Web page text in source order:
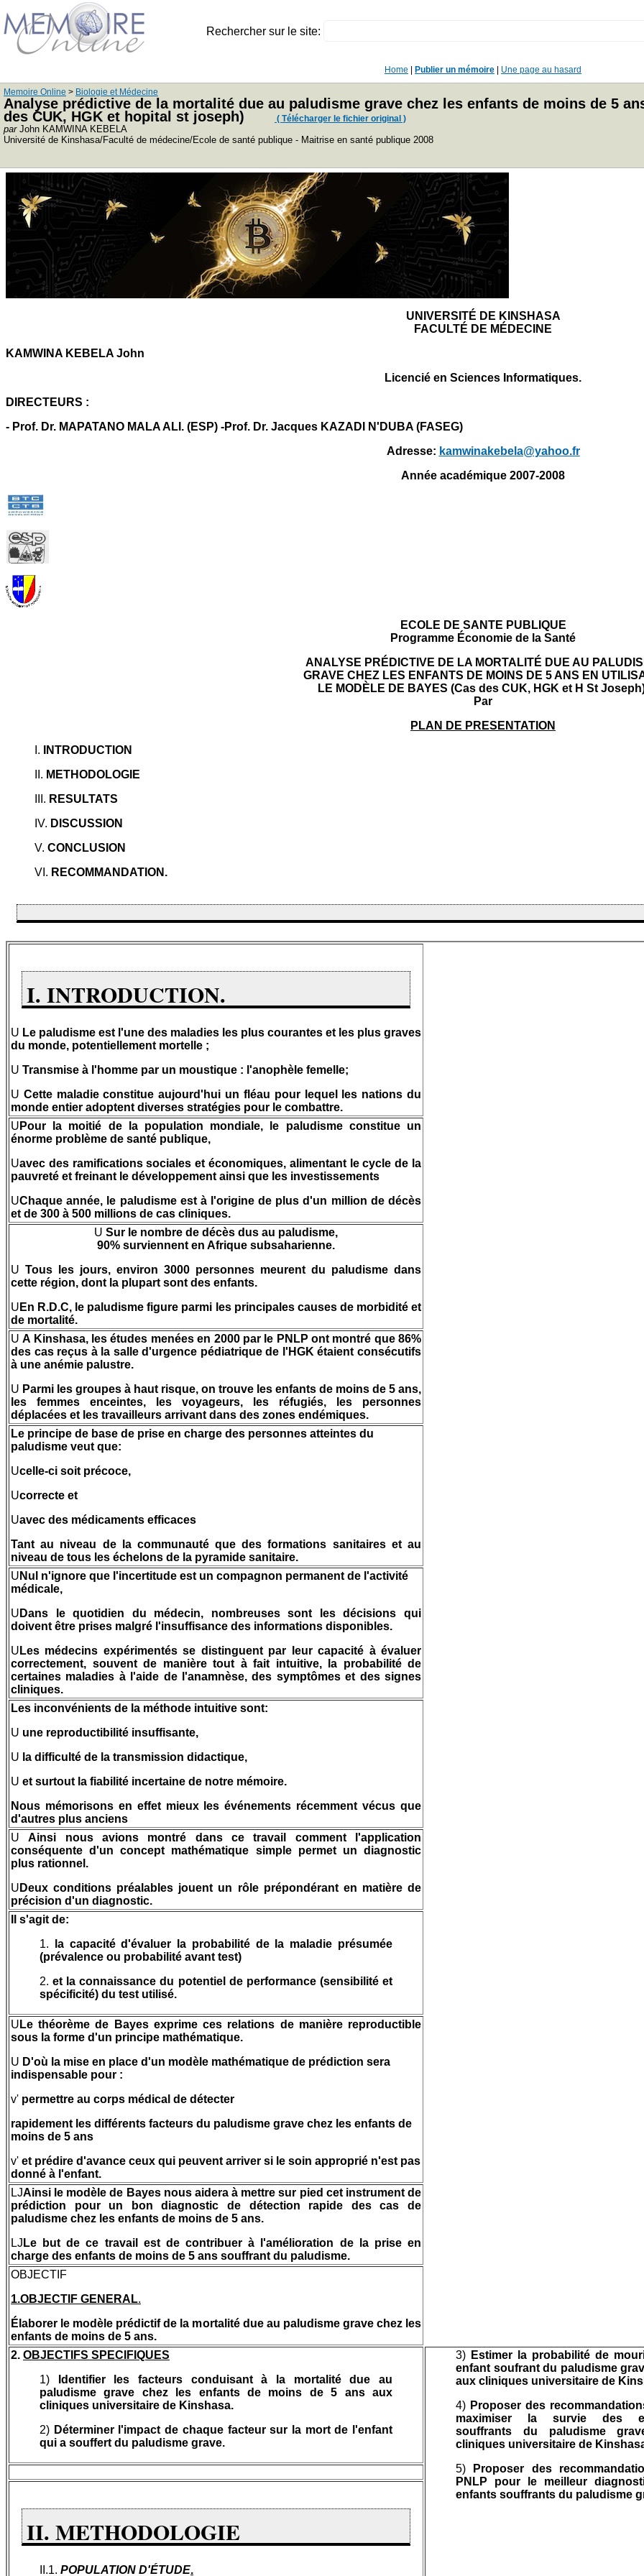
Rechercher sur le site:
Home Publier un mémoire Une page au hasard
Memoire Online > Biologie et Médecine
Analyse prédictive de la mortalité due au paludisme grave chez les enfants de moins de 5
des CUK, HGK et hopital st joseph)
( Télécharger le fichier original )
parJohn KAMWINA KEBELA
Université de Kinshasa/Faculté de médecine/Ecole de santé publique - Maitrise en santé publique 2008
UNIVERSITÉ DE KINSHASA
FACULTÉ DE MÉDECINE
KAMWINA KEBELA John
Licencié en Sciences Informatiques.
DIRECTEURS :
- Prof. Dr. MAPATANO MALA ALI. (ESP) -Prof. Dr. Jacques KAZADI N'DUBA (FASEG)
Adresse: kamwinakebela@yahoo.fr
Année académique 2007-2008
ECOLE DE SANTE PUBLIQUE
Programme Économie de la Santé
ANALYSE PRÉDICTIVE DE LA MORTALITÉ DUE AU
GRAVE CHEZ LES ENFANTS DE MOINS DE 5 ANS EN
LE MODÈLE DE BAYES (Cas des CUK, HGK et H St
Par
PLAN DE PRESENTATION
I.
INTRODUCTION
II. METHODOLOGIE
III. RESULTATS
IV. DISCUSSION
V. CONCLUSION
VI. RECOMMANDATION.
I. INTRODUCTION.
U Le paludisme est l'une des maladies les plus courantes et les plus graves
du monde, potentiellement mortelle ;
U Transmise à l'homme par un moustique : l'anophèle femelle;
U Cette maladie constitue aujourd'hui un fléau pour lequel les nations du
monde entier adoptent diverses stratégies pour le combattre.
U Pour la moitié de la population mondiale, le paludisme constitue un
énorme problème de santé publique,
Uavec des ramifications sociales et économiques, alimentant le cycle de la
pauvreté et freinant le développement ainsi que les investissements
UChaque année, le paludisme est à l'origine de plus d'un million de décès
et de 300 à 500 millions de cas cliniques.
U Sur le nombre de décès dus au paludisme,
90% surviennent en Afrique subsaharienne.
U Tous les jours, environ 3000 personnes meurent du paludisme dans
cette région, dont la plupart sont des enfants.
U En R.D.C, le paludisme figure parmi les principales causes de morbidité et
de mortalité.
UA Kinshasa, les études menées en 2000 par le PNLP ont montré que 86%
des cas reçus à la salle d'urgence pédiatrique de l'HGK étaient consécutifs
à une anémie palustre.
U Parmi les groupes à haut risque, on trouve les enfants de moins de 5 ans,
les femmes enceintes, les voyageurs, les réfugiés, les personnes
déplacées et les travailleurs arrivant dans des zones endémiques.
Le principe de base de prise en charge des personnes atteintes du
paludisme veut que:
Ucelle-ci soit précoce,
Ucorrecte et
Uavec des médicaments efficaces
Tant au niveau de la communauté que des formations sanitaires et au
niveau de tous les échelons de la pyramide sanitaire.
U Nul n'ignore que l'incertitude est un compagnon permanent de l'activité
médicale,
U Dans le quotidien du médecin, nombreuses sont les décisions qui
doivent être prises malgré l'insuffisance des informations disponibles.
U Les médecins expérimentés se distinguent par leur capacité à évaluer
correctement, souvent de manière tout à fait intuitive, la probabilité de
certaines maladies à l'aide de l'anamnèse, des symptômes et des signes
cliniques.
Les inconvénients de la méthode intuitive sont:
U une reproductibilité insuffisante,
U la difficulté de la transmission didactique,
U et surtout la fiabilité incertaine de notre mémoire.
Nous mémorisons en effet mieux les événements récemment vécus que
d'autres plus anciens
UAinsi nous avions montré dans ce travail comment l'application
conséquente d'un concept mathématique simple permet un diagnostic
plus rationnel.
U Deux conditions préalables jouent un rôle prépondérant en matière de
précision d'un diagnostic.
Il s'agit de:
1.
la capacité d'évaluer la probabilité de la maladie présumée
(prévalence ou probabilité avant test)
2.et la connaissance du potentiel de performance (sensibilité et
spécificité) du test utilisé.
U Le théorème de Bayes exprime ces relations de manière reproductible
sous la forme d'un principe mathématique.
U D'où la mise en place d'un modèle mathématique de prédiction sera
indispensable pour :
v' permettre au corps médical de détecter
rapidement les différents facteurs du paludisme grave chez les enfants de
moins de 5 ans
v' et prédire d'avance ceux qui peuvent arriver si le soin approprié n'est pas
donné à l'enfant.
LJAinsi le modèle de Bayes nous aidera à mettre sur pied cet instrument de
prédiction pour un bon diagnostic de détection rapide des cas de
paludisme chez les enfants de moins de 5 ans.
LJ Le but de ce travail est de contribuer à l'amélioration de la prise en
charge des enfants de moins de 5 ans souffrant du paludisme.
OBJECTIF
1.OBJECTIF GENERAL.
Élaborer le modèle prédictif de la mortalité due au paludisme grave chez les
enfants de moins de 5 ans.
2. OBJECTIFS SPECIFIQUES
1)
Identifier les facteurs conduisant à la mortalité due au
paludisme grave chez les enfants de moins de 5 ans aux
cliniques universitaire de Kinshasa.
2) Déterminer l'impact de chaque facteur sur la mort de l'enfant
qui a souffert du paludisme grave.
3) Estimer la probabilité de
enfant soufrant du paludisme
aux cliniques universitaire de
4) Proposer des
maximiser la survie des
souffrants du paludisme
cliniques universitaire de
5)
Proposer des
PNLP pour le meilleur
enfants souffrants du paludisme
II. METHODOLOGIE
II.1. POPULATION D'ÉTUDE.